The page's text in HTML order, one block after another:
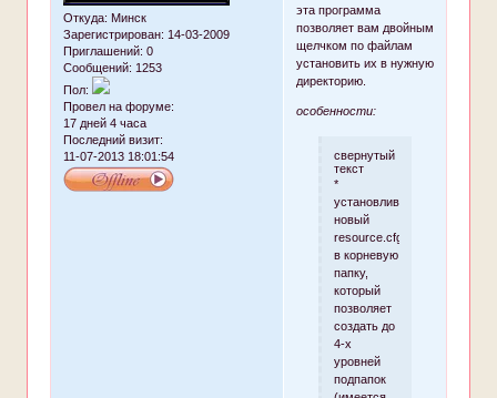
Откуда: Минск
Зарегистрирован: 14-03-2009
Приглашений: 0
Сообщений: 1253
Пол:
Провел на форуме:
17 дней 4 часа
Последний визит:
11-07-2013 18:01:54
эта программа
позволяет вам двойным
щелчком по файлам
установить их в нужную
директорию.
особенности:
свернутый
текст
*
установливает
новый
resource.cfg
в корневую
папку,
который
позволяет
создать до
4-х
уровней
подпапок